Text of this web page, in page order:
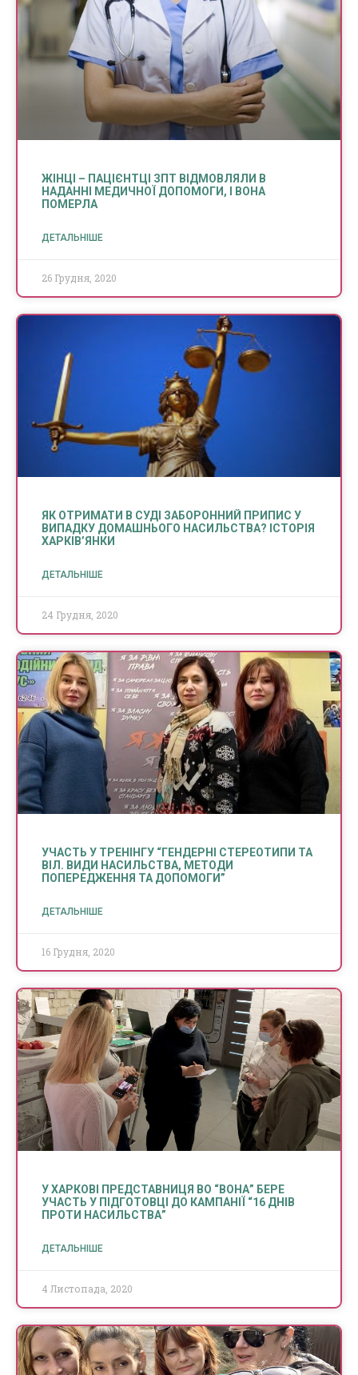
ЖІНЦІ – ПАЦІЄНТЦІ ЗПТ ВІДМОВЛЯЛИ В
НАДАННІ МЕДИЧНОЇ ДОПОМОГИ, І ВОНА
ПОМЕРЛА
ДЕТАЛЬНІШЕ
26 Грудня, 2020
ЯК ОТРИМАТИ В СУДІ ЗАБОРОННИЙ ПРИПИС У
ВИПАДКУ ДОМАШНЬОГО НАСИЛЬСТВА? ІСТОРІЯ
ХАРКІВ’ЯНКИ
ДЕТАЛЬНІШЕ
24 Грудня, 2020
УЧАСТЬ У ТРЕНІНГУ “ГЕНДЕРНІ СТЕРЕОТИПИ ТА
ВІЛ. ВИДИ НАСИЛЬСТВА, МЕТОДИ
ПОПЕРЕДЖЕННЯ ТА ДОПОМОГИ”
ДЕТАЛЬНІШЕ
16 Грудня, 2020
У ХАРКОВІ ПРЕДСТАВНИЦЯ ВО “ВОНА” БЕРЕ
УЧАСТЬ У ПІДГОТОВЦІ ДО КАМПАНІЇ “16 ДНІВ
ПРОТИ НАСИЛЬСТВА”
ДЕТАЛЬНІШЕ
4 Листопада, 2020